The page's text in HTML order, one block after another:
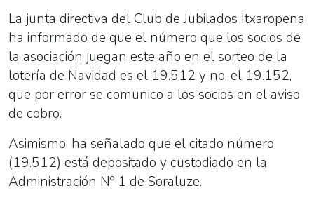
La junta directiva del Club de Jubilados Itxaropena
ha informado de que el número que los socios de
la asociación juegan este año en el sorteo de la
lotería de Navidad es el 19.512 y no, el 19.152,
que por error se comunico a los socios en el aviso
de cobro.
Asimismo, ha señalado que el citado número
(19.512) está depositado y custodiado en la
Administración Nº 1 de Soraluze.